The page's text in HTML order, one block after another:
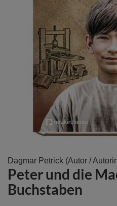
Dagmar Petrick (Autor /
Peter und die
Buchstaben
Zum
Anfang
der
Bildergalerie